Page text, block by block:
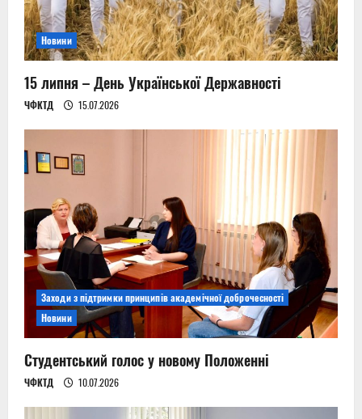
Новини
15 липня – День Української Державності
ЧФКТД 15.07.2026
Заходи з підтримки принципів академічної доброчесності
Новини
Студентський голос у новому Положенні
ЧФКТД 10.07.2026